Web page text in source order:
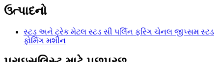
ઉત્પાદનો
સ્ટડ અને ટ્રેક મેટલ સ્ટડ સી પર્લિન ફરિંગ ચેનલ જીપ્સમ સ્ટડ
ફોર્મિંગ મશીન